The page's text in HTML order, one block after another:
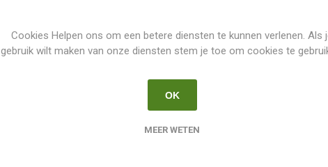
Bladverliezend
Cookies Helpen ons om een betere diensten te kunnen verlenen. Als
gebruik wilt maken van onze diensten stem je toe om cookies te
OK
MEER WETEN